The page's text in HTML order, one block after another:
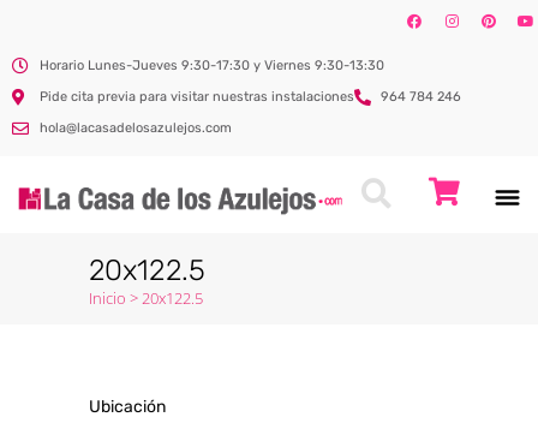
Horario Lunes-Jueves 9:30-17:30 y Viernes 9:30-13:30
Pide cita previa para visitar nuestras instalaciones
964 784 246
hola@lacasadelosazulejos.com
20x122.5
Inicio >20x122.5
Ubicación